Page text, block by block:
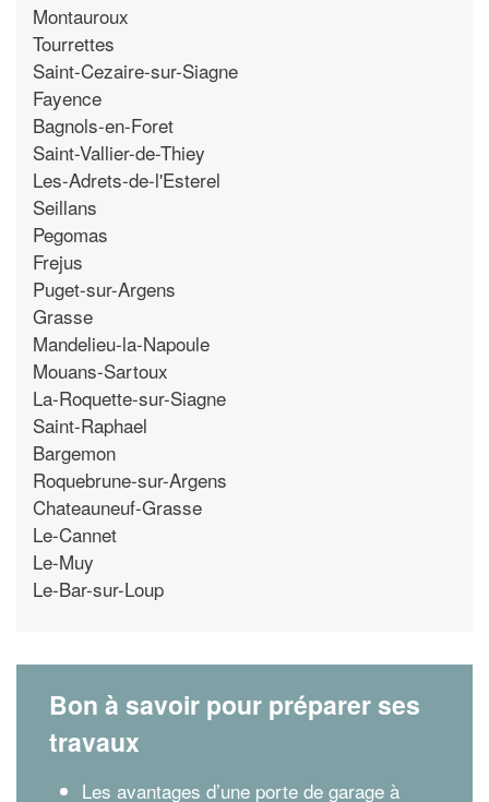
Montauroux
Tourrettes
Saint-Cezaire-sur-Siagne
Fayence
Bagnols-en-Foret
Saint-Vallier-de-Thiey
Les-Adrets-de-l'Esterel
Seillans
Pegomas
Frejus
Puget-sur-Argens
Grasse
Mandelieu-la-Napoule
Mouans-Sartoux
La-Roquette-sur-Siagne
Saint-Raphael
Bargemon
Roquebrune-sur-Argens
Chateauneuf-Grasse
Le-Cannet
Le-Muy
Le-Bar-sur-Loup
Bon à savoir pour préparer ses
travaux
Les avantages d’une porte de garage à